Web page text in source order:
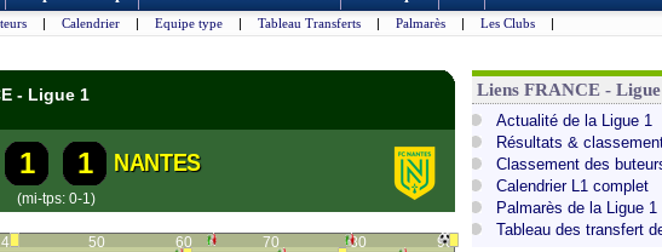
| Calendrier | Equipe type | Tableau Transferts | Palmarès | Les Clubs |
- Ligue 1
1 1 NANTES
(mi-tps: 0-1)
40 50 60 70 80 90
Liens FRANCE - Ligue
Actualité de la Ligue 1
Résultats &
Classement des
Calendrier L1 complet
Palmarès de la Ligue 1
Tableau des transfert